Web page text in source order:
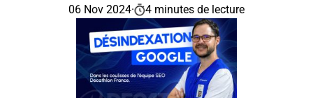
06 Nov 2024· 4 minutes de lecture